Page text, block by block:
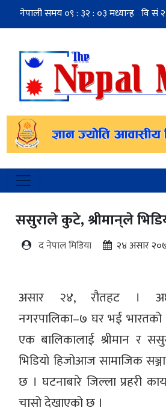
ससुराले कुटे, श्रीमान‍्ले
द नेपाल मिडिया २४ असार
असार २४, रौतहट ।
नगरपालिका–७ घर भई
एक बालिकालाई श्रीमान र
भिडियो हिजोआज सामाजिक
छ । घटनाबारे जिल्ला प्रहरी
चासो देखाएको छ ।